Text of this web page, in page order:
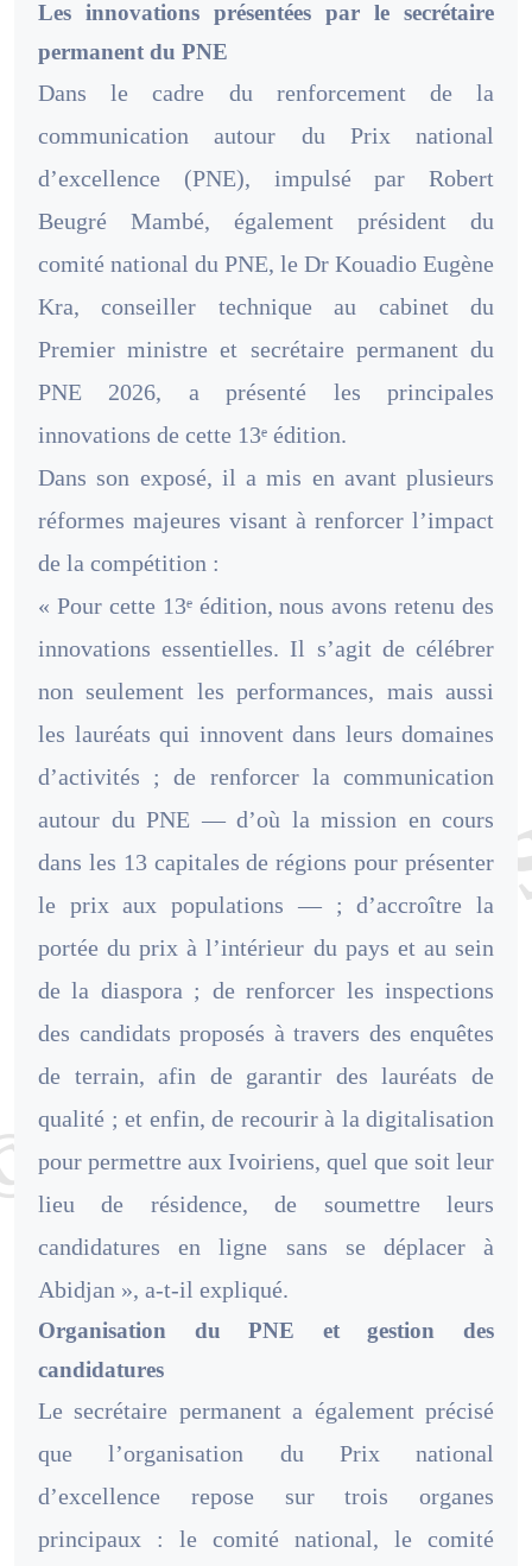
Les innovations présentées par le secrétaire
permanent du PNE
Dans le cadre du renforcement de la
communication autour du Prix national
d’excellence (PNE), impulsé par Robert
Beugré Mambé, également président du
comité national du PNE, le Dr Kouadio Eugène
Kra, conseiller technique au cabinet du
Premier ministre et secrétaire permanent du
PNE 2026, a présenté les principales
innovations de cette 13ᵉ édition.
Dans son exposé, il a mis en avant plusieurs
réformes majeures visant à renforcer l’impact
de la compétition :
« Pour cette 13ᵉ édition, nous avons retenu des
innovations essentielles. Il s’agit de célébrer
non seulement les performances, mais aussi
les lauréats qui innovent dans leurs domaines
d’activités ; de renforcer la communication
autour du PNE — d’où la mission en cours
dans les 13 capitales de régions pour présenter
le prix aux populations — ; d’accroître la
portée du prix à l’intérieur du pays et au sein
de la diaspora ; de renforcer les inspections
des candidats proposés à travers des enquêtes
de terrain, afin de garantir des lauréats de
qualité ; et enfin, de recourir à la digitalisation
pour permettre aux Ivoiriens, quel que soit leur
lieu de résidence, de soumettre leurs
candidatures en ligne sans se déplacer à
Abidjan », a-t-il expliqué.
Organisation du PNE et gestion des
candidatures
Le secrétaire permanent a également précisé
que l’organisation du Prix national
d’excellence repose sur trois organes
principaux : le comité national, le comité